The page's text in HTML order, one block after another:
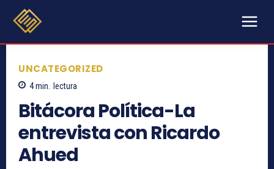
UNCATEGORIZED
4min. lectura
Bitácora Política-La
entrevista con Ricardo
Ahued